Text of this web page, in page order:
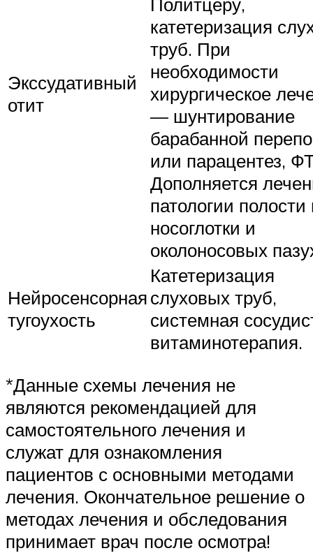
Экссудативный
отит
катетеризация
труб. При
необходимости
хирургическое
— шунтирование
барабанной
или парацентез,
Дополняется
патологии полости
носоглотки и
околоносовых
Нейросенсорная
тугоухость
Катетеризация
слуховых труб,
системная
витаминотерапия.
*Данные схемы лечения не
являются рекомендацией для
самостоятельного лечения и
служат для ознакомления
пациентов с основными методами
лечения. Окончательное решение о
методах лечения и обследования
принимает врач после осмотра!